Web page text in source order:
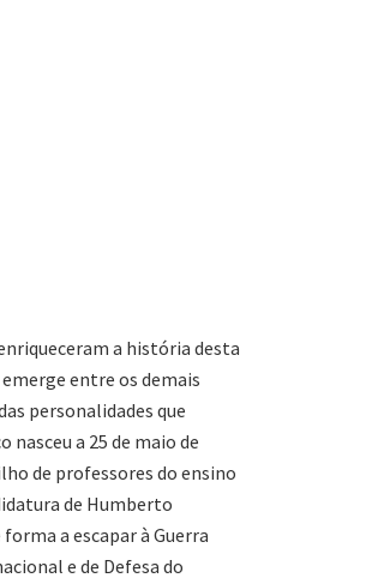
a história desta
entre os demais
personalidades que
a 25 de maio de
de professores do ensino
de Humberto
a escapar à Guerra
e de Defesa do